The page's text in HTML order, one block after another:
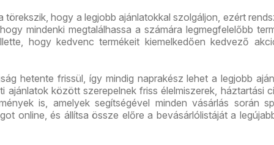
törekszik, hogy a legjobb ajánlatokkal szolgáljon, ezért
mindenki megtalálhassa a számára legmegfelelőbb
hogy kedvenc termékeit kiemelkedően kedvező
hetente frissül, így mindig naprakész lehet a legjobb
ajánlatok között szerepelnek friss élelmiszerek, háztartási
is, amelyek segítségével minden vásárlás során
online, és állítsa össze előre a bevásárlólistáját a